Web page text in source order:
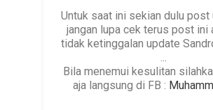
Untuk saat ini sekian dulu post
jangan lupa cek terus post ini
tidak ketinggalan update
...
Bila menemui kesulitan
aja langsung di FB :